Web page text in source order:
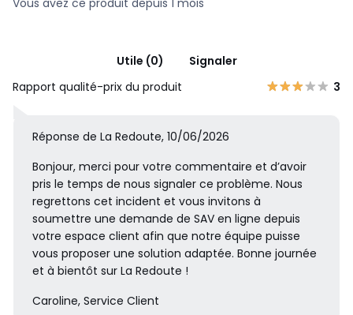
Utile (0)
Signaler
Rapport qualité-prix du produit
3
Réponse de La Redoute, 10/06/2026
Bonjour, merci pour votre commentaire et d’avoir
pris le temps de nous signaler ce problème. Nous
regrettons cet incident et vous invitons à
soumettre une demande de SAV en ligne depuis
votre espace client afin que notre équipe puisse
vous proposer une solution adaptée. Bonne journée
et à bientôt sur La Redoute !
Caroline, Service Client